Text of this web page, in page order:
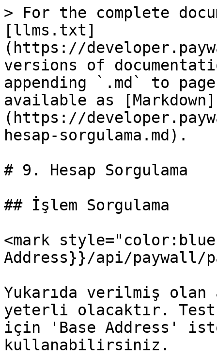
> For the complete
[llms.txt]
(https://
versions of
appending `.md` to
available as [Markdown]
(https://
hesap-sorgulama.md).
# 9. Hesap Sorgulama
## İşlem Sorgulama
<mark
Address}}/api/paywall/
Yukarıda verilmiş olan
yeterli olacaktır. Test
için 'Base Address'
kullanabilirsiniz.